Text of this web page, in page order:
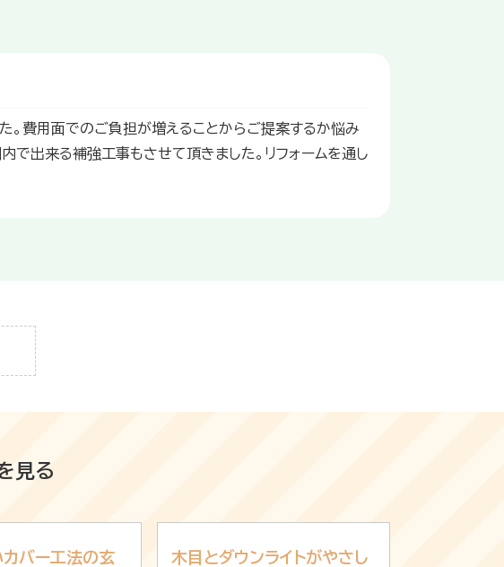
。費用面でのご負担が増えることからご提案するか悩み
で出来る補強工事もさせて頂きました。リフォームを通し
見る
バー工法の玄 木目とダウンライトがやさし